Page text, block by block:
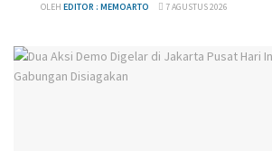
OLEH EDITOR : MEMOARTO 7 AGUSTUS 2026